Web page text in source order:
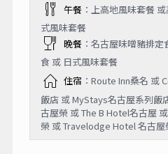
午餐：上高地風味套餐
式風味套餐
晚餐：名古屋味噌豬排定
食 或 日式風味套餐
住宿 ：Route Inn桑名 或
飯店 或 MyStays名古屋系列飯
古屋榮 或 The B Hotel名古屋
榮 或 Travelodge Hotel 名古